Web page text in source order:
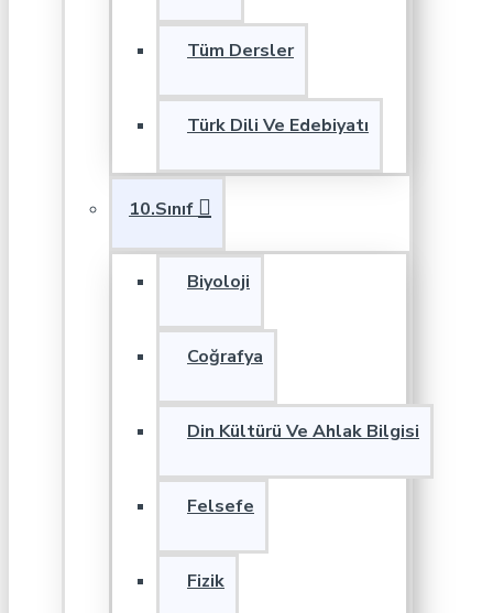
Tüm Dersler
Türk Dili Ve Edebiyatı
10.Sınıf
Biyoloji
Coğrafya
Din Kültürü Ve Ahlak Bilgisi
Felsefe
Fizik